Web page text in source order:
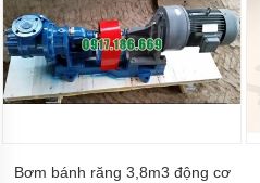
BƠM
MÀNG
KHÍ
NÉN
Bơm
bơm
Bơm bánh răng 3,8m3 động cơ